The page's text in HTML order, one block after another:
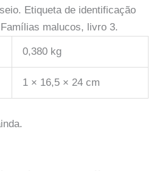
Etiqueta de identificação
malucos, livro 3.
0,380 kg
1 × 16,5 × 24 cm